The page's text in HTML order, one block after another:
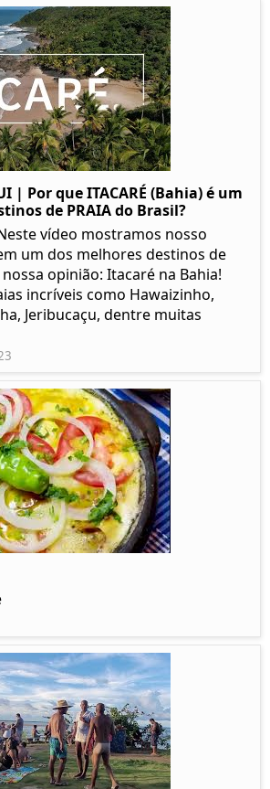
| Por que ITACARÉ (Bahia) é um
de PRAIA do Brasil?
vídeo mostramos nosso
um dos melhores destinos de
opinião: Itacaré na Bahia!
incríveis como Hawaizinho,
Jeribucaçu, dentre muitas